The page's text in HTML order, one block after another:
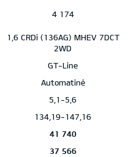
4 174
1,6 CRDi (136AG) MHEV 7DCT
2WD
GT-Line
Automatinė
5,1-5,6
134,19-147,16
41 740
37 566